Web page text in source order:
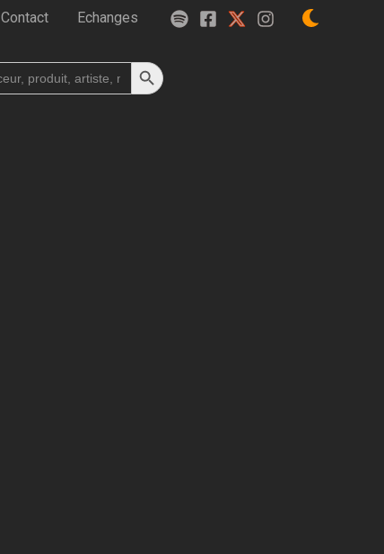
Contact Echanges
Search Button